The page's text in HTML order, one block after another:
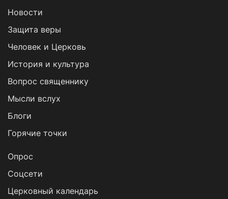
Новости
Защита веры
Человек и Церковь
История и культура
Вопрос священнику
Мысли вслух
Блоги
Горячие точки
Опрос
Cоцсети
Церковный календарь